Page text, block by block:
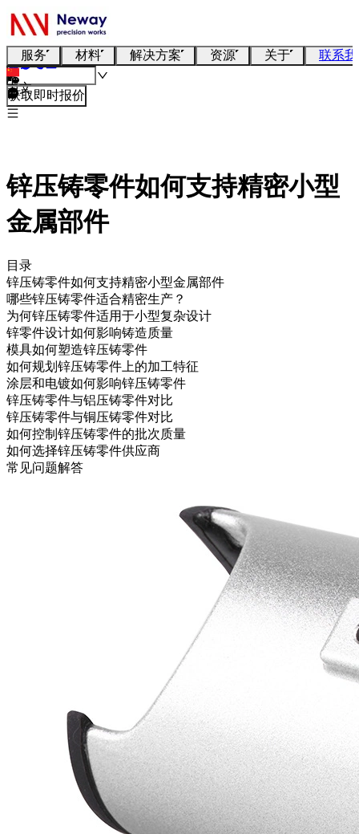
服务 材料 解决方案 资源 关于 联系
中文
获取即时报价
锌压铸零件如何支持精密小型
金属部件
目录
锌压铸零件如何支持精密小型金属部件
哪些锌压铸零件适合精密生产？
为何锌压铸零件适用于小型复杂设计
锌零件设计如何影响铸造质量
模具如何塑造锌压铸零件
如何规划锌压铸零件上的加工特征
涂层和电镀如何影响锌压铸零件
锌压铸零件与铝压铸零件对比
锌压铸零件与铜压铸零件对比
如何控制锌压铸零件的批次质量
如何选择锌压铸零件供应商
常见问题解答